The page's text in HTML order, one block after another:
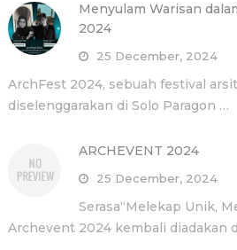
Menyulam Warisan
2024
25 December, 2024
ArchFest 2024, sebuah festival
diselenggarakan di Solo Paragon …
ARCHEVENT 2024
25 December, 2024
Serasa“Melekap Unik,
Archevent 2024 kembali diadakan